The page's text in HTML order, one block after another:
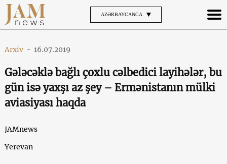
AZƏRBAYCANCA
Arxiv - 16.07.2019
Gələcəklə bağlı çoxlu cəlbedici layihələr, bu
gün isə yaxşı az şey – Ermənistanın mülki
aviasiyası haqda
JAMnews
Yerevan